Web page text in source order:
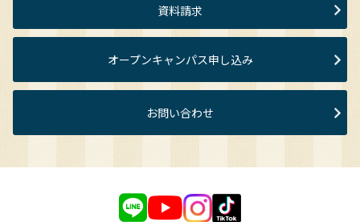
資料請求
オープンキャンパス申し込み
お問い合わせ